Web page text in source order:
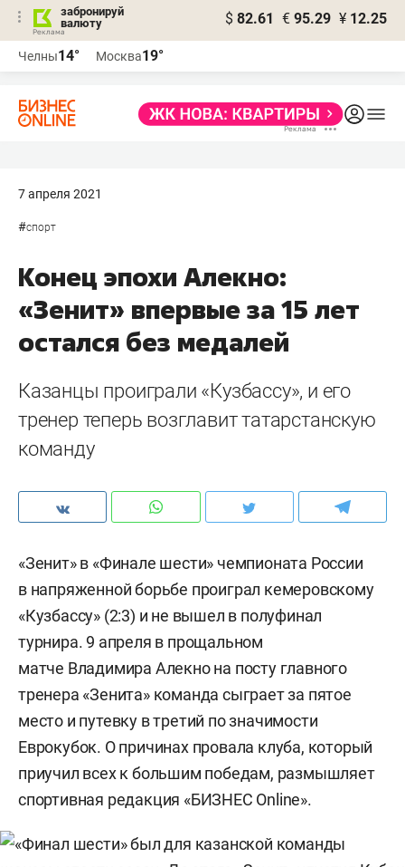
забронируй
валюту
$ 82.61 € 95.29 ¥ 12.25
Челны14° Москва19°
7 апреля 2021
#спорт
Конец эпохи Алекно:
«Зенит» впервые за 15 лет
остался без медалей
Казанцы проиграли «Кузбассу», и его
тренер теперь возглавит татарстанскую
команду
«Зенит» в «Финале шести» чемпионата России
в напряженной борьбе проиграл кемеровскому
«Кузбассу» (2:3) и не вышел в полуфинал
турнира. 9 апреля в прощальном
матче Владимира Алекно на посту главного
тренера «Зенита» команда сыграет за пятое
место и путевку в третий по значимости
Еврокубок. О причинах провала клуба, который
приучил всех к большим победам, размышляет
спортивная редакция «БИЗНЕС Online».